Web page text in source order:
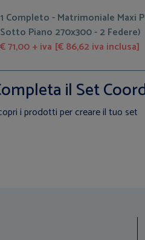
1 Completo - Matrimoniale Maxi
Sotto Piano 270x300 - 2 Federe)
€ 71,00 + iva [€ 86,62 iva inclusa]
il Set
i prodotti per creare il tuo set